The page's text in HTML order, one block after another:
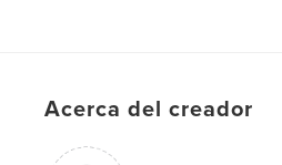
Acerca del creador